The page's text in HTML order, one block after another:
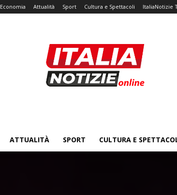
Economia Attualità Sport Cultura e Spettacoli ItaliaNotizie
ATTUALITÀ SPORT CULTURA E